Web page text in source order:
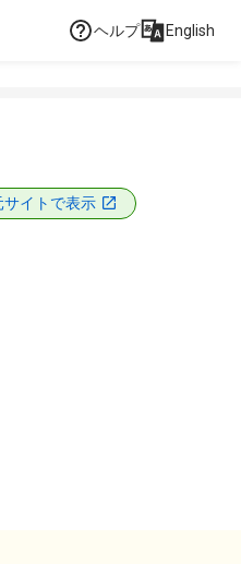
ヘルプ English
サイトで表示